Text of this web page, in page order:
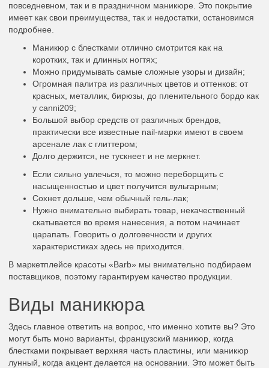
повседневном, так и в праздничном маникюре. Это покрытие
имеет как свои преимущества, так и недостатки, остановимся
подробнее.
Маникюр с блестками отлично смотрится как на
коротких, так и длинных ногтях;
Можно придумывать самые сложные узоры и дизайн;
Огромная палитра из различных цветов и оттенков: от
красных, металлик, бирюзы, до пленительного бордо как
у canni209;
Большой выбор средств от различных брендов,
практически все известные nail-марки имеют в своем
арсенале лак с глиттером;
Долго держится, не тускнеет и не меркнет.
Если сильно увлечься, то можно переборщить с
насыщенностью и цвет получится вульгарным;
Сохнет дольше, чем обычный гель-лак;
Нужно внимательно выбирать товар, некачественный
скатывается во время нанесения, а потом начинает
царапать. Говорить о долговечности и других
характеристиках здесь не приходится.
В маркетплейсе красоты «Barb» мы внимательно подбираем
поставщиков, поэтому гарантируем качество продукции.
Виды маникюра
Здесь главное ответить на вопрос, что именно хотите вы? Это
могут быть моно варианты, французский маникюр, когда
блестками покрывает верхняя часть пластины, или маникюр
лунный, когда акцент делается на основании. Это может быть